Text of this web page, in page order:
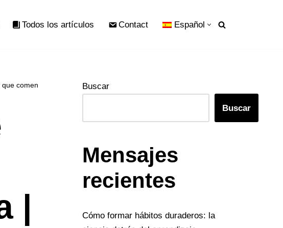
Todos los artículos Contact Español
comen
|
Buscar
Buscar
Mensajes
recientes
Cómo formar hábitos duraderos: la